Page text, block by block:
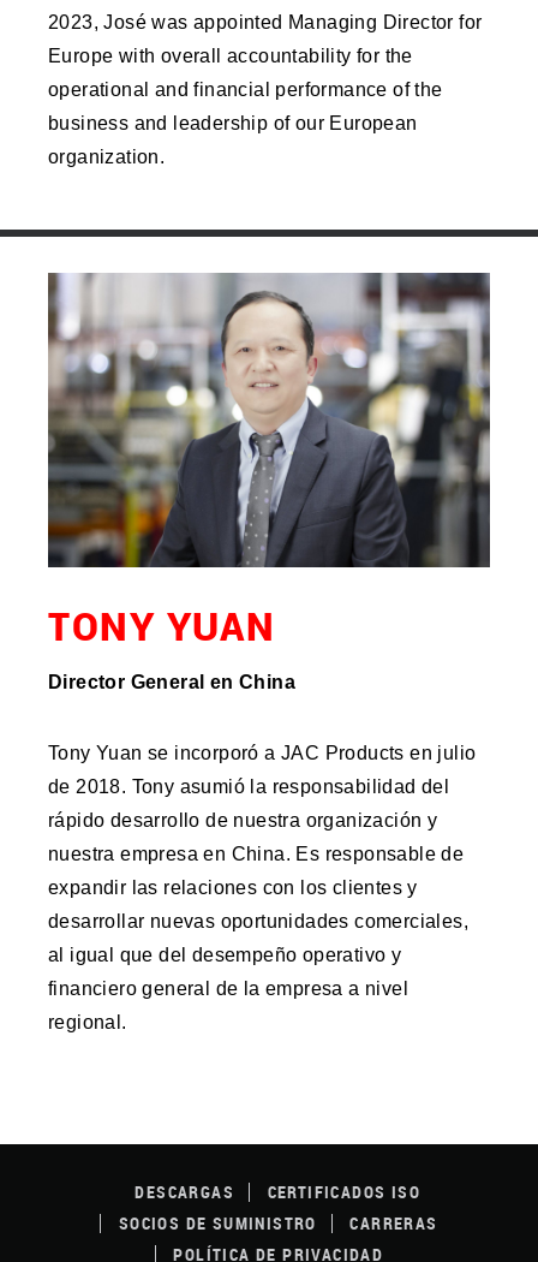
2023, José was appointed Managing Director for
Europe with overall accountability for the
operational and financial performance of the
business and leadership of our European
organization.
TONY YUAN
Director General en China
Tony Yuan se incorporó a JAC Products en julio
de 2018. Tony asumió la responsabilidad del
rápido desarrollo de nuestra organización y
nuestra empresa en China. Es responsable de
expandir las relaciones con los clientes y
desarrollar nuevas oportunidades comerciales,
al igual que del desempeño operativo y
financiero general de la empresa a nivel
regional.
MENU
DESCARGAS
CERTIFICADOS ISO
SOCIOS DE SUMINISTRO
CARRERAS
POLÍTICA DE PRIVACIDAD